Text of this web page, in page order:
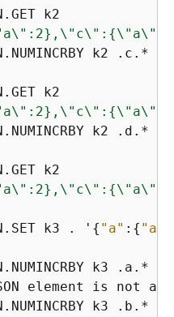
{
k2 .c.*
{
k2 .d.*
{
k3 . ' { "a" : { "a"
k3 .a.*
k3 .b.*